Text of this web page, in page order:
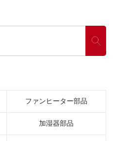
ファンヒーター部品
加湿器部品